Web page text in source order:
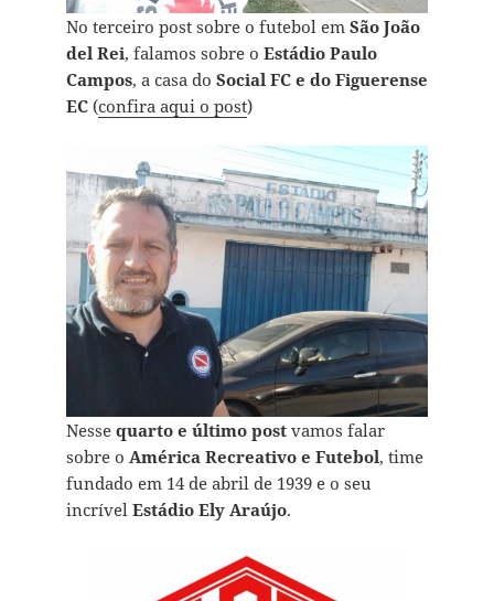
No terceiro post sobre o futebol em São João
del Rei, falamos sobre o Estádio Paulo
Campos, a casa do Social FC e do Figuerense
EC(confira aqui o post)
Nesse quarto e último postvamos falar
sobre o América Recreativo e Futebol, time
fundado em 14 de abril de 1939 e o seu
incrível Estádio Ely Araújo.